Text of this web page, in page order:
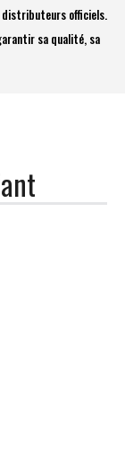
officiels.
sa qualité, sa